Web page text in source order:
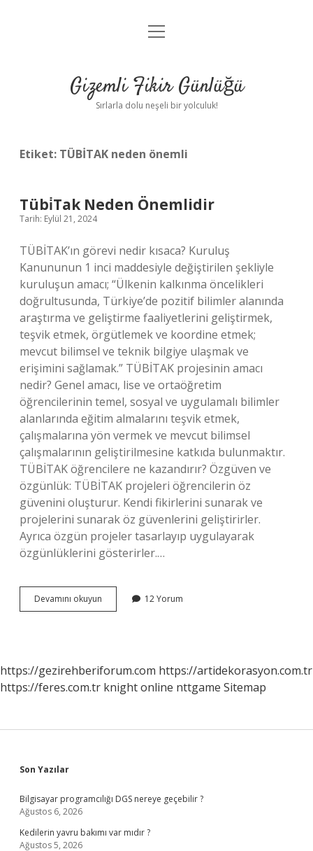
Anasayfa
Yasal Uyarı
menüyü
Gizemli Fikir Günlüğü
Sırlarla dolu neşeli bir yolculuk!
Etiket: TÜBİTAK neden önemli
Tübi̇Tak Neden Önemlidir
Tarih: Eylül 21, 2024
TÜBİTAK’ın görevi nedir kısaca? Kuruluş
Kanununun 1 inci maddesiyle değiştirilen şekliyle
kuruluşun amacı; “Ülkenin kalkınma öncelikleri
doğrultusunda, Türkiye’de pozitif bilimler alanında
araştırma ve geliştirme faaliyetlerini geliştirmek,
teşvik etmek, örgütlemek ve koordine etmek;
mevcut bilimsel ve teknik bilgiye ulaşmak ve
erişimini sağlamak.” TÜBİTAK projesinin amacı
nedir? Genel amacı, lise ve ortaöğretim
öğrencilerinin temel, sosyal ve uygulamalı bilimler
alanlarında eğitim almalarını teşvik etmek,
çalışmalarına yön vermek ve mevcut bilimsel
çalışmalarının geliştirilmesine katkıda bulunmaktır.
TÜBİTAK öğrencilere ne kazandırır? Özgüven ve
özgünlük: TÜBİTAK projeleri öğrencilerin öz
güvenini oluşturur. Kendi fikirlerini sunarak ve
projelerini sunarak öz güvenlerini geliştirirler.
Ayrıca özgün projeler tasarlayıp uygulayarak
özgünlüklerini gösterirler.…
Devamını okuyun Tübi̇Tak
Neden
12 Yorum
https://gezirehberiforum.com https://artidekorasyon.com.tr
https://feres.com.tr knight online nttgame Sitemap
Sidebar
Son Yazılar
Bilgisayar programcılığı DGS nereye geçebilir ?
Ağustos 6, 2026
Kedilerin yavru bakımı var mıdır ?
Ağustos 5, 2026